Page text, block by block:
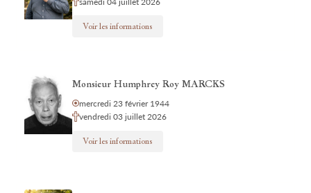
Voir les informations
Monsieur Humphrey Roy MARCKS
mercredi 23 février 1944
vendredi 03 juillet 2026
Voir les informations